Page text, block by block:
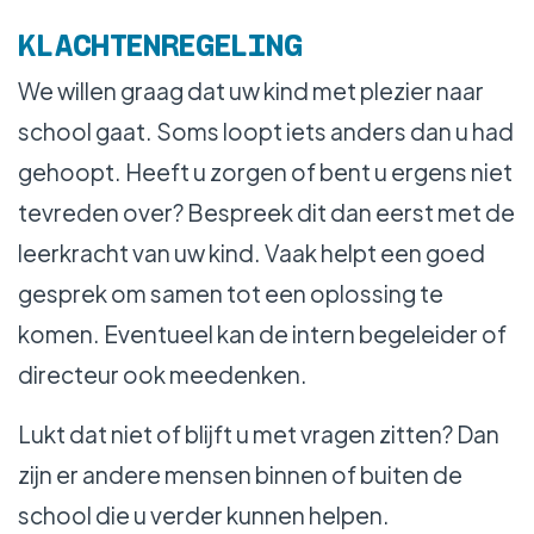
WERKEN BIJ
KLACHTENREGELING
We willen graag dat uw kind met plezier naar
school gaat. Soms loopt iets anders dan u had
gehoopt. Heeft u zorgen of bent u ergens niet
tevreden over? Bespreek dit dan eerst met de
leerkracht van uw kind. Vaak helpt een goed
gesprek om samen tot een oplossing te
komen. Eventueel kan de intern begeleider of
directeur ook meedenken.
Lukt dat niet of blijft u met vragen zitten? Dan
zijn er andere mensen binnen of buiten de
school die u verder kunnen helpen.